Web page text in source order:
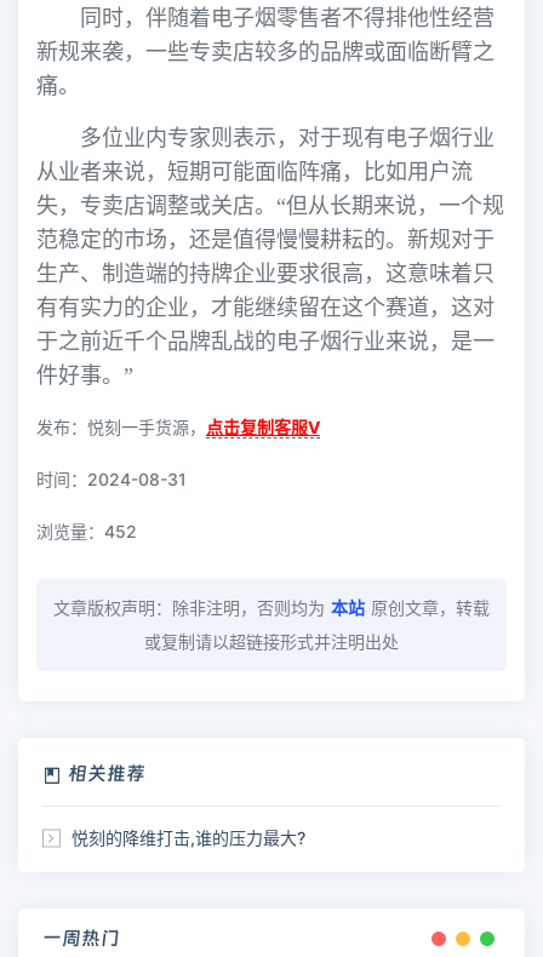
同时，伴随着电子烟零售者不得排他性经营
新规来袭，一些专卖店较多的品牌或面临断臂之
痛。
多位业内专家则表示，对于现有电子烟行业
从业者来说，短期可能面临阵痛，比如用户流
失，专卖店调整或关店。“但从长期来说，一个规
范稳定的市场，还是值得慢慢耕耘的。新规对于
生产、制造端的持牌企业要求很高，这意味着只
有有实力的企业，才能继续留在这个赛道，这对
于之前近千个品牌乱战的电子烟行业来说，是一
件好事。”
发布：悦刻一手货源， 点击复制客服V
时间：2024-08-31
浏览量： 452
文章版权声明：除非注明，否则均为 本站 原创文章，转载
或复制请以超链接形式并注明出处
相关推荐
悦刻的降维打击,谁的压力最大?
一周热门